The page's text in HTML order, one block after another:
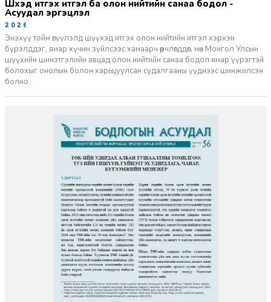
Шүүхэд итгэх итгэл ба олон нийтийн санаа бодол -
Асуудал эргэцүүлэл
2026-06-11
Энэхүү тойм өгүүлэлд шүүхэд итгэх олон нийтийн итгэл хэрхэн
бүрэлддэг, ямар хүчин зүйлсээс хамаарч өөрчлөгддөг, мөн Монгол Улсын
шүүхийн шинэтгэлийн явцад олон нийтийн санаа бодол ямар үүрэгтэй
болохыг онолын болон харьцуулсан судалгааны үүднээс шинжилсэн
болно.